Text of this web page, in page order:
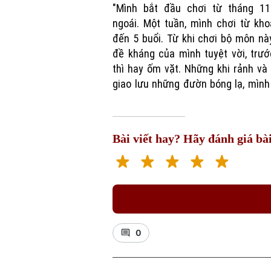
"Mình bắt đầu chơi từ tháng
ngoái. Một tuần, mình chơi từ
đến 5 buổi. Từ khi chơi bộ môn
đề kháng của mình tuyệt vời,
thì hay ốm vặt. Những khi rảnh và
giao lưu những đườn bóng lạ,
Bài viết hay? Hãy đánh giá
0